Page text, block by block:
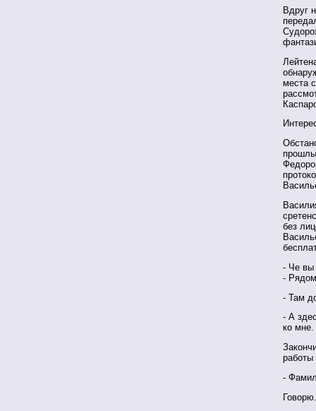
Вдруг
места
без
- Че вы
-
- Там
- А
ко
-
Говорю.